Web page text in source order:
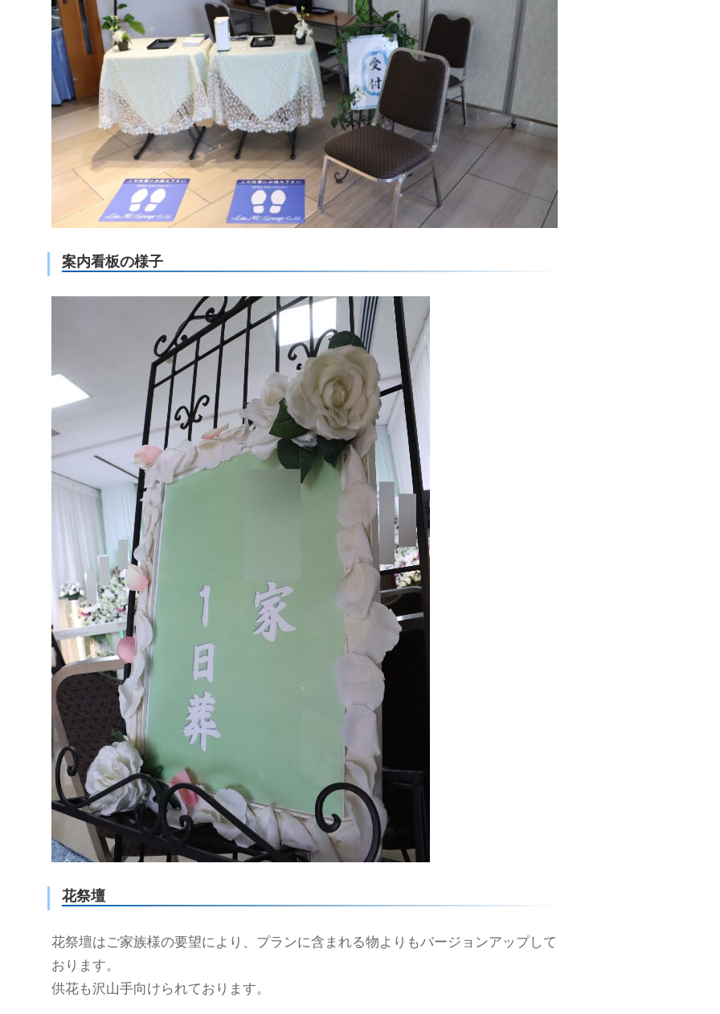
案内看板の様子
花祭壇
花祭壇はご家族様の要望により、プランに含まれる物よりもバージョンアップして
おります。
供花も沢山手向けられております。